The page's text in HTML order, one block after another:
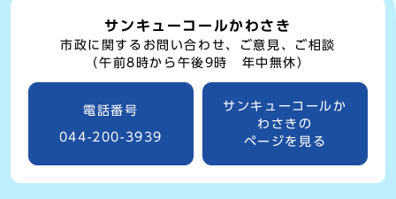
サンキューコールかわさき
市政に関するお問い合わせ、ご意見、ご相談
（午前8時から午後9時 年中無休）
電話番号
044-200-3939
サンキューコールか
わさきの
ページを見る